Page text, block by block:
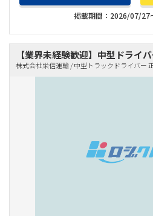
掲載期間：2026/07/
【業界未経験歓迎】中型ドライ
株式会社栄信運輸 / 中型トラックドライバー